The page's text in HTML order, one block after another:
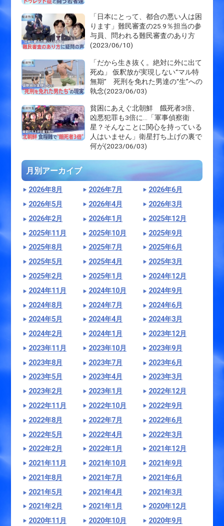
「日本にとって、都合の悪い人は困
ります」難民審査の25.9％担当の参
与員、問われる難民審査のあり方
(2023/06/10)
「だから生き抜く。絶対に外に出て
死ぬ」 仮釈放が実現しない“マル特
無期” 死刑を免れた男達の“生”への
執念(2023/06/03)
貧困にあえぐ北朝鮮 餓死者3倍、
凶悪犯罪も3倍に…「軍事偵察衛
星？そんなことに関心を持っている
人はいません」衛星打ち上げの裏で
何が(2023/06/03)
月別アーカイブ
2026年8月 2026年7月
2026年6月
2026年5月
2026年4月
2026年3月
2026年2月
2026年1月
2025年12月
2025年11月
2025年10月
2025年9月
2025年8月
2025年7月
2025年6月
2025年5月
2025年4月
2025年3月
2025年2月
2025年1月
2024年12月
2024年11月
2024年10月
2024年9月
2024年8月
2024年7月
2024年6月
2024年5月
2024年4月
2024年3月
2024年2月
2024年1月
2023年12月
2023年11月
2023年10月
2023年9月
2023年8月
2023年7月
2023年6月
2023年5月
2023年4月
2023年3月
2023年2月
2023年1月
2022年12月
2022年11月
2022年10月
2022年9月
2022年8月
2022年7月
2022年6月
2022年5月
2022年4月
2022年3月
2022年2月
2022年1月
2021年12月
2021年11月
2021年10月
2021年9月
2021年8月
2021年7月
2021年6月
2021年5月
2021年4月
2021年3月
2021年2月
2021年1月
2020年12月
2020年11月
2020年10月
2020年9月